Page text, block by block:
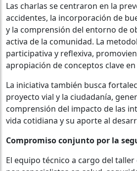
Las charlas se centraron en la
accidentes, la incorporación de
y la comprensión del entorno de
activa de la comunidad. La
participativa y reflexiva,
apropiación de conceptos clave
La iniciativa también busca
proyecto vial y la ciudadanía,
comprensión del impacto de las
vida cotidiana y su aporte al
Compromiso conjunto por la
El equipo técnico a cargo del